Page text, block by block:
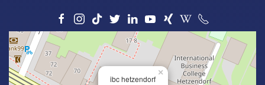
ibc hetzendorf
×